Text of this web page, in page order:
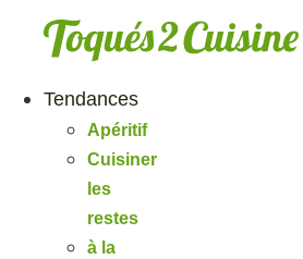
Tendances
Apéritif
Cuisiner
les
restes
à la